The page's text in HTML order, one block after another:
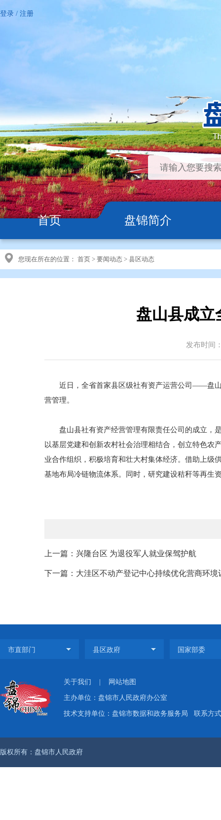
登录 / 注册
首页 盘锦简介
您现在所在的位置： 首页 > 要闻动态 > 县区动态
盘山县成立
发布时间
近日，全省首家县区级社有资产运营公司——盘山
营管理。
盘山县社有资产经营管理有限责任公司的成立，是
以基层党建和创新农村社会治理相结合，创立特色农
业合作组织，积极培育和壮大村集体经济。借助上级
基地布局冷链物流体系。同时，研究建设秸秆等再生
上一篇：兴隆台区 为退役军人就业保驾护航
下一篇：大洼区不动产登记中心持续优化营商环境
关于我们 网站地图
主办单位：盘锦市人民政府办公室
技术支持单位：盘锦市数据和政务服务局 联系方
版权所有：盘锦市人民政府